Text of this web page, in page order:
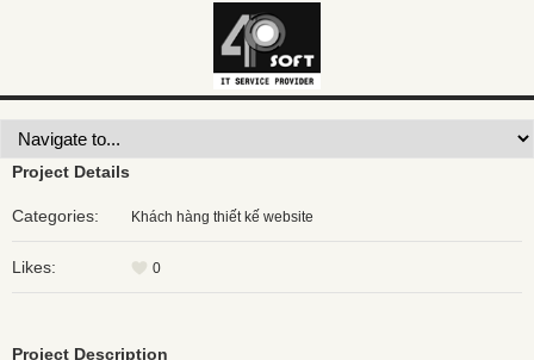
Project Details
Categories: Khách hàng thiết kế website
Likes: 0
Project Description